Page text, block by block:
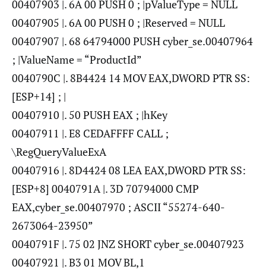
00407903 |. 6A 00 PUSH 0 ; |pValueType = NULL
00407905 |. 6A 00 PUSH 0 ; |Reserved = NULL
00407907 |. 68 64794000 PUSH cyber_se.00407964
; |ValueName = “ProductId”
0040790C |. 8B4424 14 MOV EAX,DWORD PTR SS:
[ESP+14] ; |
00407910 |. 50 PUSH EAX ; |hKey
00407911 |. E8 CEDAFFFF CALL ;
\RegQueryValueExA
00407916 |. 8D4424 08 LEA EAX,DWORD PTR SS:
[ESP+8] 0040791A |. 3D 70794000 CMP
EAX,cyber_se.00407970 ; ASCII “55274-640-
2673064-23950”
0040791F |. 75 02 JNZ SHORT cyber_se.00407923
00407921 |. B3 01 MOV BL,1